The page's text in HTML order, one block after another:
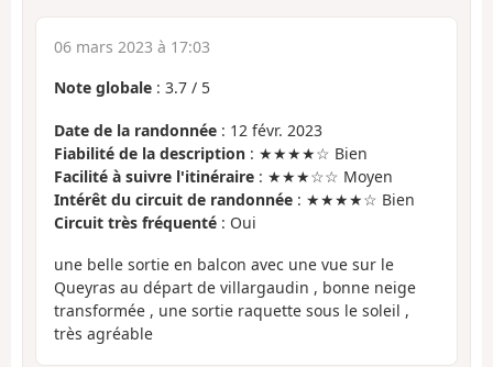
06 mars 2023 à 17:03
Note globale : 3.7 / 5
Date de la randonnée : 12 févr. 2023
Fiabilité de la description : ★★★★☆ Bien
Facilité à suivre l'itinéraire : ★★★☆☆ Moyen
Intérêt du circuit de randonnée : ★★★★☆ Bien
Circuit très fréquenté : Oui
une belle sortie en balcon avec une vue sur le
Queyras au départ de villargaudin , bonne neige
transformée , une sortie raquette sous le soleil ,
très agréable